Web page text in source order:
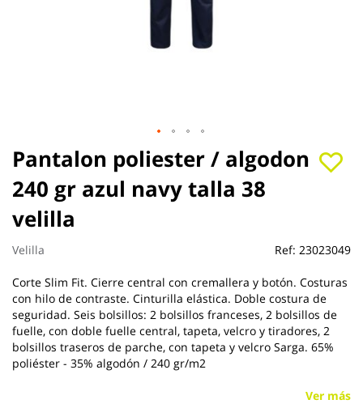
Pantalon poliester / algodon
240 gr azul navy talla 38
velilla
Velilla Ref: 23023049
Corte Slim Fit. Cierre central con cremallera y botón. Costuras
con hilo de contraste. Cinturilla elástica. Doble costura de
seguridad. Seis bolsillos: 2 bolsillos franceses, 2 bolsillos de
fuelle, con doble fuelle central, tapeta, velcro y tiradores, 2
bolsillos traseros de parche, con tapeta y velcro Sarga. 65%
poliéster - 35% algodón / 240 gr/m2
Ver más
Saltar
al
comienzo
de
la
galería
de